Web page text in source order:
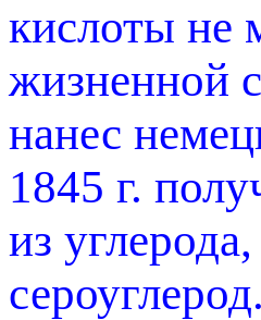
кислоты не
жизненной
нанес
1845 г.
из